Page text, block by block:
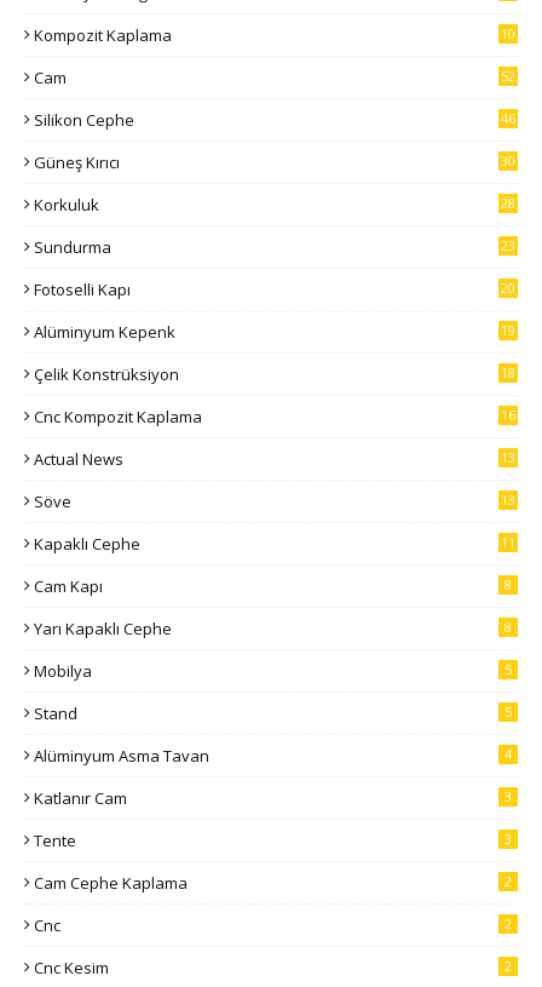
Kompozit Kaplama
10
Cam 52
Silikon Cephe 46
Güneş Kırıcı 30
Korkuluk 28
Sundurma 23
Fotoselli Kapı 20
Alüminyum Kepenk 19
Çelik Konstrüksiyon 18
Cnc Kompozit Kaplama 16
Actual News 13
Söve 13
Kapaklı Cephe 11
Cam Kapı 8
Yarı Kapaklı Cephe 8
Mobilya 5
Stand 5
Alüminyum Asma Tavan 4
Katlanır Cam 3
Tente 3
Cam Cephe Kaplama 2
Cnc 2
Cnc Kesim 2